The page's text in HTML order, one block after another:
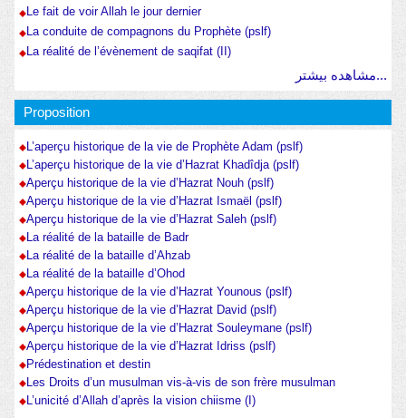
Le fait de voir Allah le jour dernier
La conduite de compagnons du Prophète (pslf)
La réalité de l’évènement de saqifat (II)
مشاهده بیشتر...
Proposition
L’aperçu historique de la vie de Prophète Adam (pslf)
L’aperçu historique de la vie d’Hazrat Khadîdja (pslf)
Aperçu historique de la vie d’Hazrat Nouh (pslf)
Aperçu historique de la vie d’Hazrat Ismaël (pslf)
Aperçu historique de la vie d’Hazrat Saleh (pslf)
La réalité de la bataille de Badr
La réalité de la bataille d’Ahzab
La réalité de la bataille d’Ohod
Aperçu historique de la vie d’Hazrat Younous (pslf)
Aperçu historique de la vie d’Hazrat David (pslf)
Aperçu historique de la vie d’Hazrat Souleymane (pslf)
Aperçu historique de la vie d’Hazrat Idriss (pslf)
Prédestination et destin
Les Droits d’un musulman vis-à-vis de son frère musulman
L’unicité d’Allah d’après la vision chiisme (I)